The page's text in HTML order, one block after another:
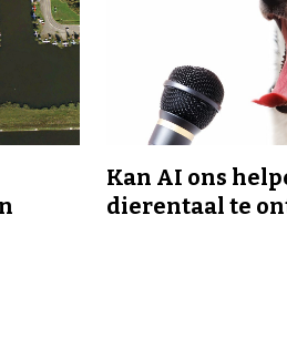
Kan AI ons
dierentaal te